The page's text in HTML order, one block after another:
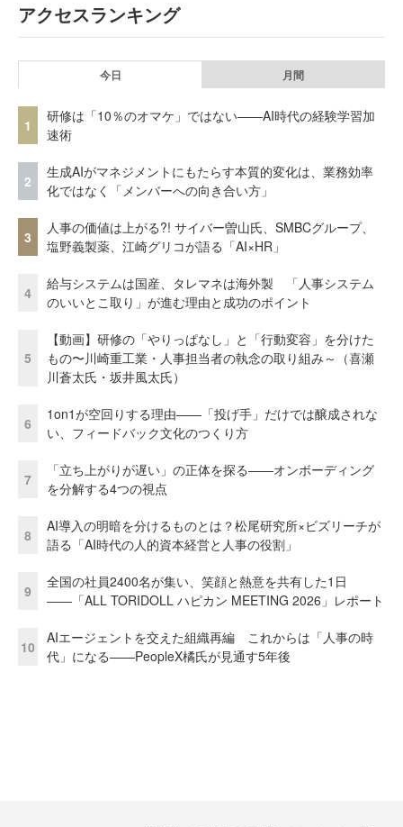
アクセスランキング
今日 月間
1
研修は「10％のオマケ」ではない——AI時代の経験学習加
速術
2
生成AIがマネジメントにもたらす本質的変化は、業務効率
化ではなく「メンバーへの向き合い方」
3
人事の価値は上がる?! サイバー曽山氏、SMBCグループ、
塩野義製薬、江崎グリコが語る「AI×HR」
4
給与システムは国産、タレマネは海外製 「人事システム
のいいとこ取り」が進む理由と成功のポイント
5
【動画】研修の「やりっぱなし」と「行動変容」を分けた
もの〜川崎重工業・人事担当者の執念の取り組み～（喜瀬
川蒼太氏・坂井風太氏）
6
1on1が空回りする理由——「投げ手」だけでは醸成されな
い、フィードバック文化のつくり方
7
「立ち上がりが遅い」の正体を探る——オンボーディング
を分解する4つの視点
8
AI導入の明暗を分けるものとは？松尾研究所×ビズリーチが
語る「AI時代の人的資本経営と人事の役割」
9
全国の社員2400名が集い、笑顔と熱意を共有した1日
――「ALL TORIDOLL ハピカン MEETING 2026」レポート
10
AIエージェントを交えた組織再編 これからは「人事の時
代」になる——PeopleX橘氏が見通す5年後